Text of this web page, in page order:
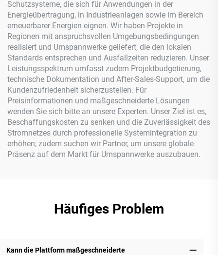
Schutzsysteme, die sich für Anwendungen in der
Energieübertragung, in Industrieanlagen sowie im Bereich
erneuerbarer Energien eignen. Wir haben Projekte in
Regionen mit anspruchsvollen Umgebungsbedingungen
realisiert und Umspannwerke geliefert, die den lokalen
Standards entsprechen und Ausfallzeiten reduzieren. Unser
Leistungsspektrum umfasst zudem Projektbudgetierung,
technische Dokumentation und After-Sales-Support, um die
Kundenzufriedenheit sicherzustellen. Für
Preisinformationen und maßgeschneiderte Lösungen
wenden Sie sich bitte an unsere Experten. Unser Ziel ist es,
Beschaffungskosten zu senken und die Zuverlässigkeit des
Stromnetzes durch professionelle Systemintegration zu
erhöhen; zudem suchen wir Partner, um unsere globale
Präsenz auf dem Markt für Umspannwerke auszubauen.
Häufiges Problem
Kann die Plattform maßgeschneiderte